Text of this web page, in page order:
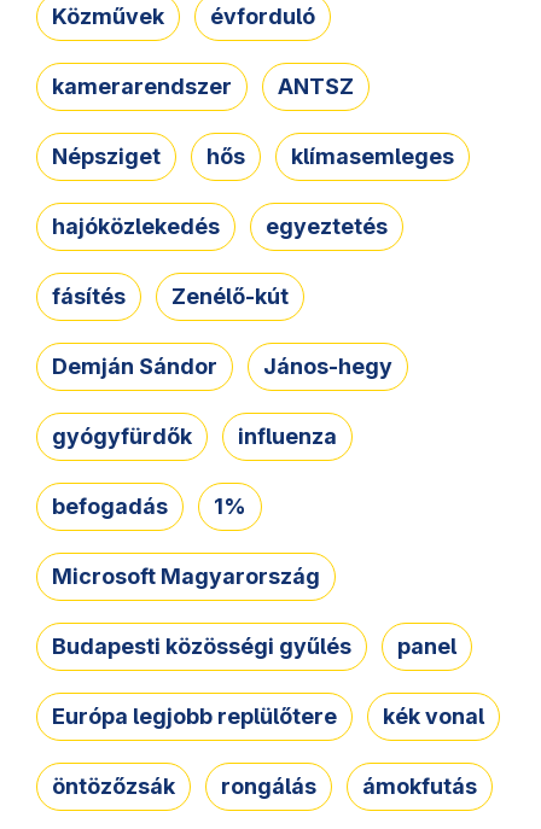
Közművek évforduló
kamerarendszer ANTSZ
Népsziget hős klímasemleges
hajóközlekedés egyeztetés
fásítés Zenélő-kút
Demján Sándor János-hegy
gyógyfürdők influenza
befogadás 1%
Microsoft Magyarország
Budapesti közösségi gyűlés panel
Európa legjobb replülőtere kék vonal
öntözőzsák rongálás ámokfutás